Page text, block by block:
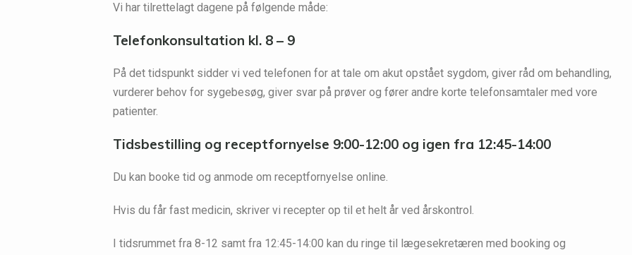
Vi har tilrettelagt dagene på følgende måde:
Telefonkonsultation kl. 8 – 9
På det tidspunkt sidder vi ved telefonen for at tale om akut opstået sygdom, giver råd om behandling,
vurderer behov for sygebesøg, giver svar på prøver og fører andre korte telefonsamtaler med vore
patienter.
Tidsbestilling og receptfornyelse 9:00-12:00 og igen fra 12:45-14:00
Du kan booke tid og anmode om receptfornyelse online.
Hvis du får fast medicin, skriver vi recepter op til et helt år ved årskontrol.
I tidsrummet fra 8-12 samt fra 12:45-14:00 kan du ringe til lægesekretæren med booking og